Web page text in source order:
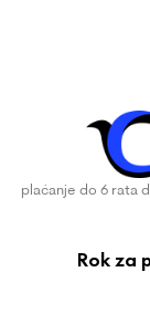
plaćanje do 6 rata
Rok za